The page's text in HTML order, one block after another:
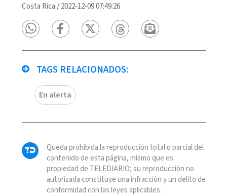
Costa Rica /2022-12-09 07:49:26
TAGS RELACIONADOS:
En alerta
Queda prohibida la reproducción total o parcial del
contenido de esta página, mismo que es
propiedad de TELEDIARIO; su reproducción no
autorizada constituye una infracción y un delito de
conformidad con las leyes aplicables.